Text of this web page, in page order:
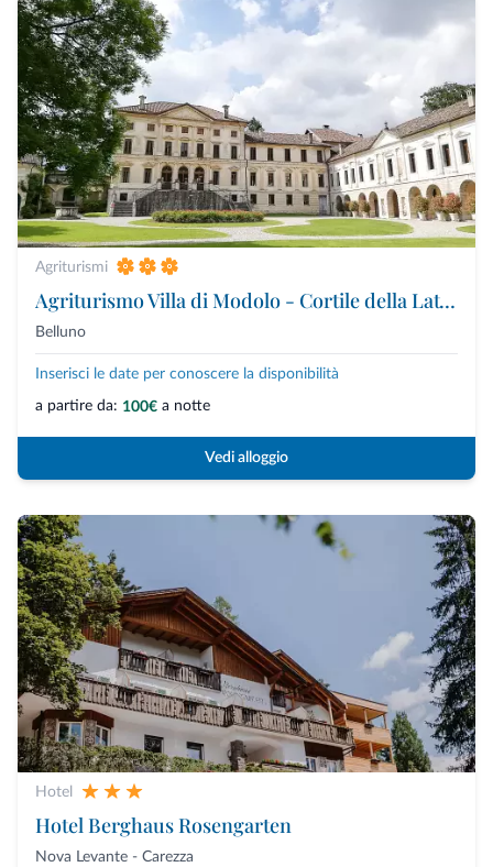
Agriturismi
Agriturismo Villa di Modolo - Cortile della Latteria
Belluno
Inserisci le date per conoscere la disponibilità
a partire da: 100€ a notte
Vedi alloggio
Hotel
Hotel Berghaus Rosengarten
Nova Levante - Carezza